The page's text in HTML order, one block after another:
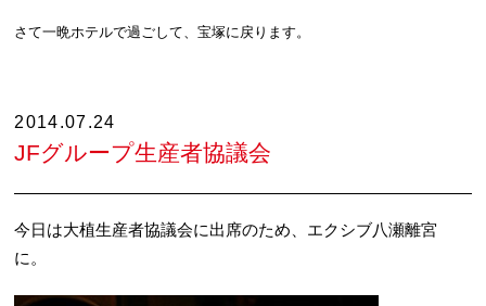
さて一晩ホテルで過ごして、宝塚に戻ります。
2014.07.24
JFグループ生産者協議会
今日は大植生産者協議会に出席のため、エクシブ八瀬離宮
に。